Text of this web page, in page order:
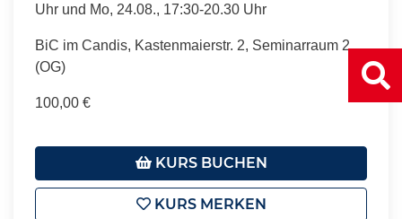
Uhr und Mo, 24.08., 17:30-20.30 Uhr
BiC im Candis, Kastenmaierstr. 2, Seminarraum 2
(OG)
100,00 €
KURS BUCHEN
KURS MERKEN